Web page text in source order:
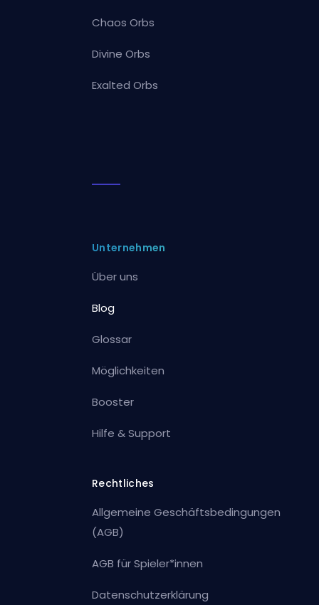
Chaos Orbs
Divine Orbs
Exalted Orbs
Unternehmen
Über uns
Blog
Glossar
Möglichkeiten
Booster
Hilfe & Support
Rechtliches
Allgemeine Geschäftsbedingungen
(AGB)
AGB für Spieler*innen
Datenschutzerklärung